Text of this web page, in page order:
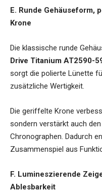
E. Runde Gehäuseform,
Krone
Die klassische runde
Drive Titanium AT2590-
sorgt die polierte Lünette
zusätzliche Wertigkeit.
Die geriffelte Krone
sondern verstärkt auch
Chronographen. Dadurch
Zusammenspiel aus
F. Lumineszierende
Ablesbarkeit